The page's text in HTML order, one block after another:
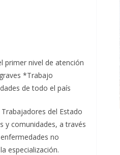
primer nivel de atención
*Trabajo
de todo el país
del Estado
y comunidades, a través
no
especialización.